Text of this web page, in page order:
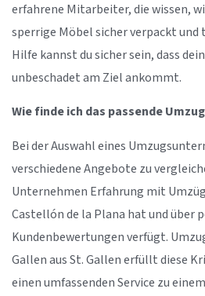
erfahrene Mitarbeiter, die wissen,
sperrige Möbel sicher verpackt
Hilfe kannst du sicher sein, dass
unbeschadet am Ziel ankommt.
Wie finde ich das passende
Bei der Auswahl eines
verschiedene Angebote zu
Unternehmen Erfahrung mit
Castellón de la Plana hat und über
Kundenbewertungen verfügt.
Gallen aus St. Gallen erfüllt diese
einen umfassenden Service zu